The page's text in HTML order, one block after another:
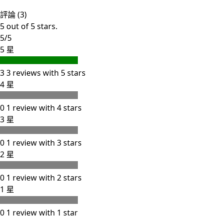
評論 (3)
5 out of 5 stars.
5/5
5 星
33 reviews with 5 stars
4 星
0 1 review with 4 stars
3 星
0 1 review with 3 stars
2 星
0 1 review with 2 stars
1 星
0 1 review with 1 star